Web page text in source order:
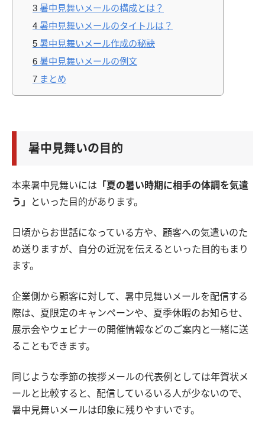
3 暑中見舞いメールの構成とは？
4 暑中見舞いメールのタイトルは？
5 暑中見舞いメール作成の秘訣
6 暑中見舞いメールの例文
7 まとめ
暑中見舞いの目的
本来暑中見舞いには 「夏の暑い時期に相手の体調を気遣
う」
といった目的があります。
日頃からお世話になっている方や、顧客への気遣いのた
め送りますが、自分の近況を伝えるといった目的もまり
ます。
企業側から顧客に対して、暑中見舞いメールを配信する
際は、夏限定のキャンペーンや、夏季休暇のお知らせ、
展示会やウェビナーの開催情報などのご案内と一緒に送
ることもできます。
同じような季節の挨拶メールの代表例としては年賀状メ
ールと比較すると、配信しているいる人が少ないので、
暑中見舞いメールは印象に残りやすいです。